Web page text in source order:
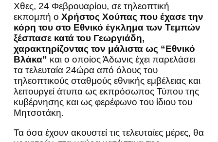
Χθες, 24 Φεβρουαρίου, σε τηλεοπτική
εκπομπή ο Χρήστος Χούπας που έχασε την
κόρη του στο Εθνικό έγκλημα των Τεμπών
ξέσπασε κατά του Γεωργιάδη,
χαρακτηρίζοντας τον μάλιστα ως “Εθνικό
Βλάκα” και ο οποίος Άδωνις έχει παρελάσει
τα τελευταία 24ώρα από όλους του
τηλεοπτικούς σταθμούς εθνικής εμβέλειας και
λειτουργεί άτυπα ως εκπρόσωπος Τύπου της
κυβέρνησης και ως φερέφωνο του ίδιου του
Μητσοτάκη.
Τα όσα έχουν ακουστεί τις τελευταίες μέρες, θα